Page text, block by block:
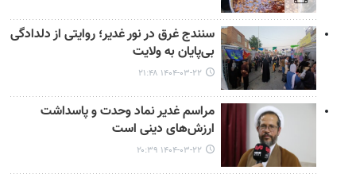
سنندج غرق در نور غدیر؛ روایتی از دلدادگی
بی‌پایان به ولایت
۱۴۰۴-۰۳-۲۲ ۲۱:۴۸
مراسم غدیر نماد وحدت و پاسداشت
ارزش‌های دینی است
۱۴۰۴-۰۳-۲۲ ۲۰:۳۹